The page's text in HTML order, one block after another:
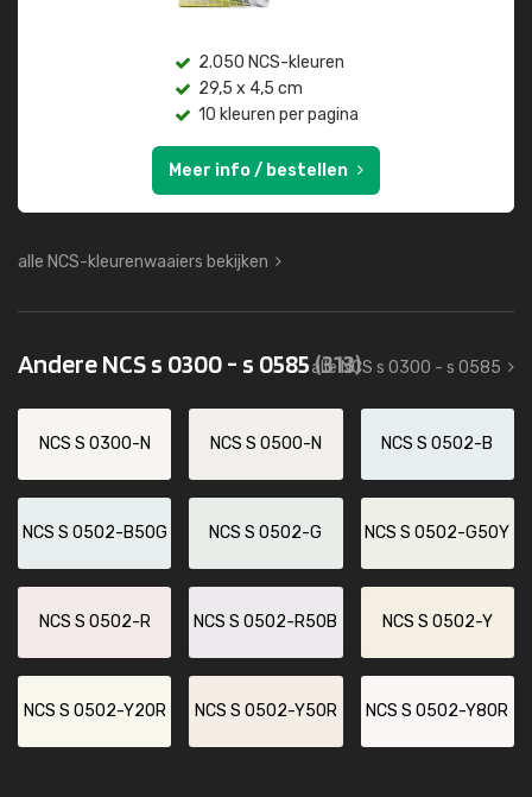
2.050 NCS-kleuren
29,5 x 4,5 cm
10 kleuren per pagina
Meer info / bestellen
alle NCS-kleurenwaaiers bekijken
Andere NCS s 0300 - s 0585(313)
alle NCS s 0300 - s 0585
NCS S 0300-N NCS S 0500-N NCS S 0502-B
NCS S 0502-B50G NCS S 0502-G NCS S 0502-G50Y
NCS S 0502-R NCS S 0502-R50B NCS S 0502-Y
NCS S 0502-Y20R NCS S 0502-Y50R NCS S 0502-Y80R